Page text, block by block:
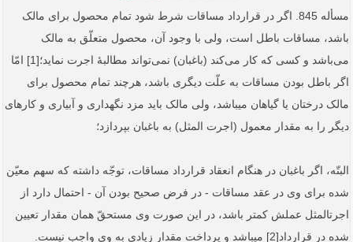
مسأله 845. اگر در قرارداد مساقات شرط شود تمام محصول برای مالک
باشد، مساقات باطل است، ولی با وجود آن، محصول متعلّق به مالک
می‌باشد و کسی که کار می‌کند (باغبان) نمی‌تواند مطالبۀ اجرت نماید؛[1] امّا
اگر باطل بودن مساقات به علّت دیگری باشد، هرچند تمام محصول برای
مالک درختان یا گیاهان می­باشد، ولی مالک باید مزد نگهداری و آبیاری و کارهای
دیگر را به مقدار معمول (اجرت ‌المثل) به باغبان بپردازد؛
البتّه، اگر باغبان در هنگام انعقاد قرارداد مساقات، توجّه داشته که سهم معیّن
شده برای وی در عقد مساقات - در فرض صحیح بودن آن - احتمال دارد از
اجرت­المثل عملش کمتر باشد، در این صورت وی مستحقّ همان مقدار تعیین
شده در قرارداد[2] می­باشد و پرداخت مقدار زیادی به وی واجب نیست.